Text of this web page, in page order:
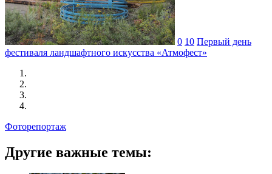
0 10 Первый день
фестиваля ландшафтного искусства «Атмофест»
Фоторепортаж
Другие важные темы: